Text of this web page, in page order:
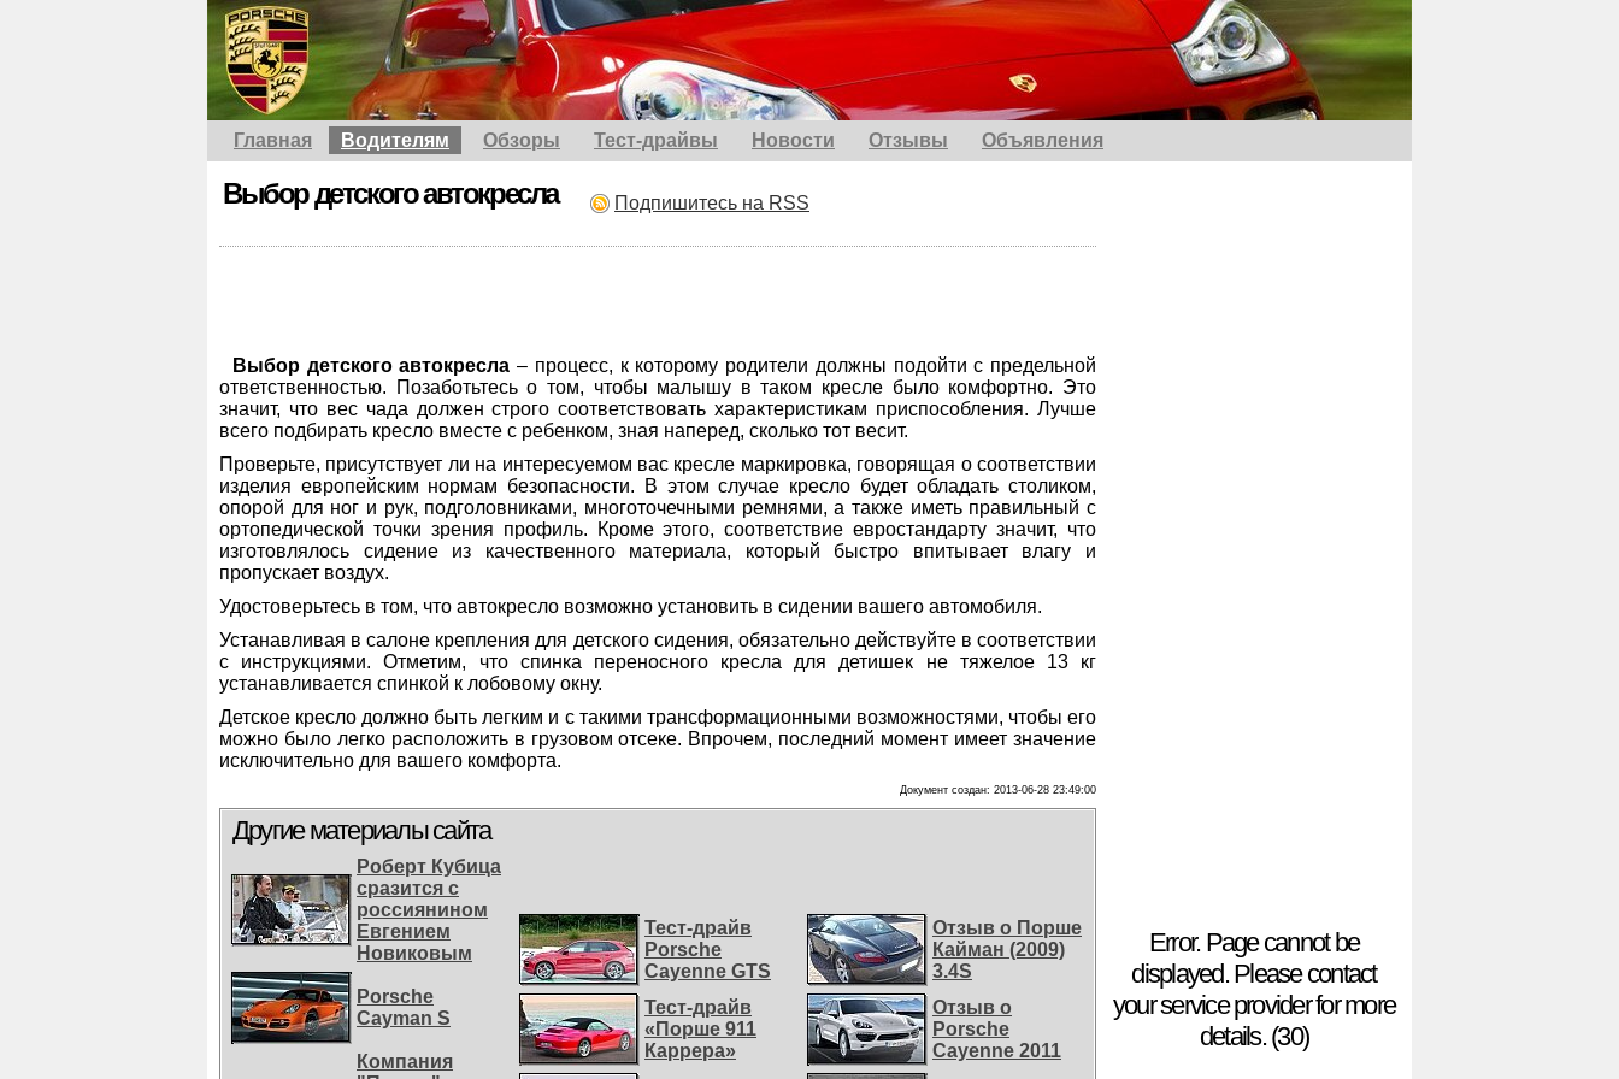
Главная Водителям Обзоры Тест-драйвы Новости Отзывы Объявления
Выбор детского автокресла Подпишитесь на RSS
Выбор детского автокресла – процесс, к которому родители должны подойти с предельной
ответственностью. Позаботьтесь о том, чтобы малышу в таком кресле было комфортно. Это
значит, что вес чада должен строго соответствовать характеристикам приспособления. Лучше
всего подбирать кресло вместе с ребенком, зная наперед, сколько тот весит.
Проверьте, присутствует ли на интересуемом вас кресле маркировка, говорящая о соответствии
изделия европейским нормам безопасности. В этом случае кресло будет обладать столиком,
опорой для ног и рук, подголовниками, многоточечными ремнями, а также иметь правильный с
ортопедической точки зрения профиль. Кроме этого, соответствие евростандарту значит, что
изготовлялось сидение из качественного материала, который быстро впитывает влагу и
пропускает воздух.
Удостоверьтесь в том, что автокресло возможно установить в сидении вашего автомобиля.
Устанавливая в салоне крепления для детского сидения, обязательно действуйте в соответствии
с инструкциями. Отметим, что спинка переносного кресла для детишек не тяжелое 13 кг
устанавливается спинкой к лобовому окну.
Детское кресло должно быть легким и с такими трансформационными возможностями, чтобы его
можно было легко расположить в грузовом отсеке. Впрочем, последний момент имеет значение
исключительно для вашего комфорта.
Документ создан: 2013-06-28 23:49:00
Другие материалы сайта
Роберт Кубица
сразится с
россиянином
Евгением
Новиковым
Porsche
Cayman S
Компания
Тест-драйв
Porsche
Cayenne GTS
Тест-драйв
«Порше 911
Каррера»
Отзыв о Порше
Кайман (2009)
3.4S
Отзыв о
Porsche
Cayenne 2011
Error. Page cannot be
displayed. Please contact
your service provider for more
details. (30)